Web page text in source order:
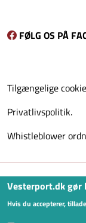
FØLG OS PÅ
Tilgængelige
Privatlivspolitik.
Whistleblower
Vesterport.dk gør
Hvis du accepterer,